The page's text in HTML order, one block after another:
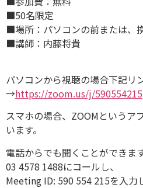
■50名限定
■場所：パソコンの前または、
■講師：内藤将貴
パソコンから視聴の場合下記リ
→https://zoom.us/j/590554215
スマホの場合、ZOOMというア
います。
電話からでも聞くことができます
03 4578 1488にコールし、
Meeting ID: 590 554 215を入力